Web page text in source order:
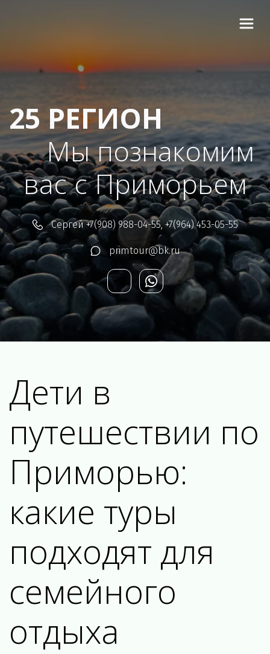
25 РЕГИОН
Мы познакомим
вас с Приморьем
Сергей +7(908) 988-04-55,+7(964) 453-05-55
primtour@bk.ru
Дети в
путешествии по
Приморью:
какие туры
подходят для
семейного
отдыха